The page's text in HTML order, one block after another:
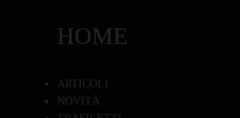
HOME
ARTICOLI
NOVITÀ